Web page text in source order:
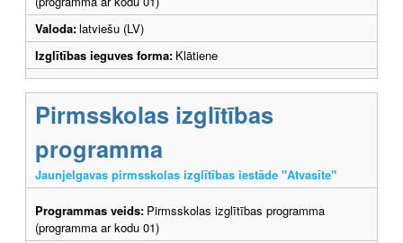
Valoda:latviešu (LV)
Izglītības ieguves forma: Klātiene
Pirmsskolas izglītības
programma
Jaunjelgavas pirmsskolas izglītības iestāde "Atvasīte"
Programmas veids: Pirmsskolas izglītības programma
(programma ar kodu 01)